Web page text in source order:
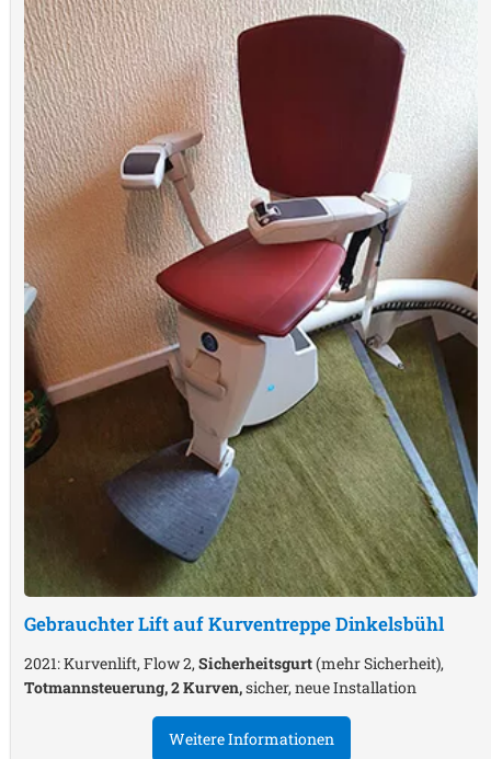
Gebrauchter Lift auf KurventreppeDinkelsbühl
2021: Kurvenlift, Flow 2, Sicherheitsgurt(mehr Sicherheit),
Totmannsteuerung, 2 Kurven,sicher, neue Installation
Weitere Informationen